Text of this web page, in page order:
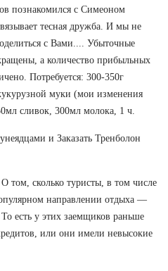
познакомился с Симеоном
тесная дружба. И мы не
с Вами.... Убыточные
а количество прибыльных
Потребуется: 300-350г
муки (мои изменения
сливок, 300мл молока, 1 ч.
и Заказать Тренболон
том, сколько туристы, в том числе
направлении отдыха —
есть у этих заемщиков раньше
или они имели невысокие